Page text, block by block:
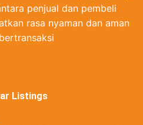
penjual dan pembeli
rasa nyaman dan aman
Listings